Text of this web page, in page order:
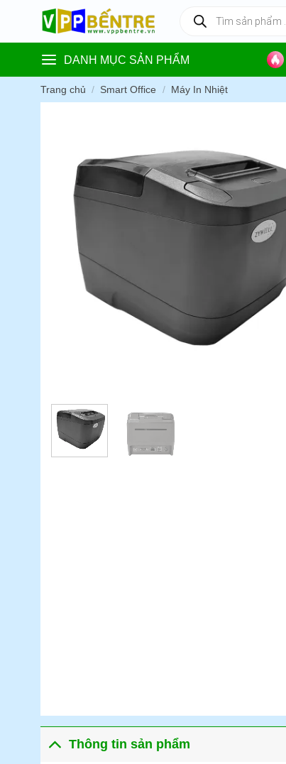
content
kiếm
phẩm
DANH MỤC SẢN PHẨM
Trang chủ / Smart Office / Máy In Nhiệt
Thông tin sản phẩm